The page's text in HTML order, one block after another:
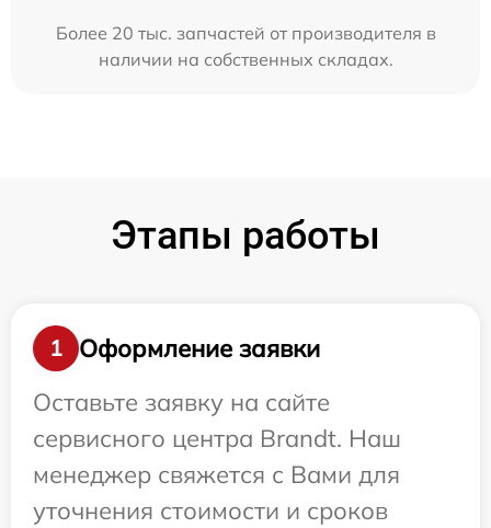
Более 20 тыс. запчастей от производителя в
наличии на собственных складах.
Этапы работы
1
Оформление заявки
Оставьте заявку на сайте
сервисного центра Brandt. Наш
менеджер свяжется с Вами для
уточнения стоимости и сроков